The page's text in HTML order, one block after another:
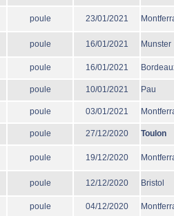
poule 23/01/2021
poule 16/01/2021 Munster
poule 16/01/2021
poule 10/01/2021 Pau
poule 03/01/2021
poule 27/12/2020 Toulon
poule 19/12/2020
poule 12/12/2020 Bristol
poule 04/12/2020